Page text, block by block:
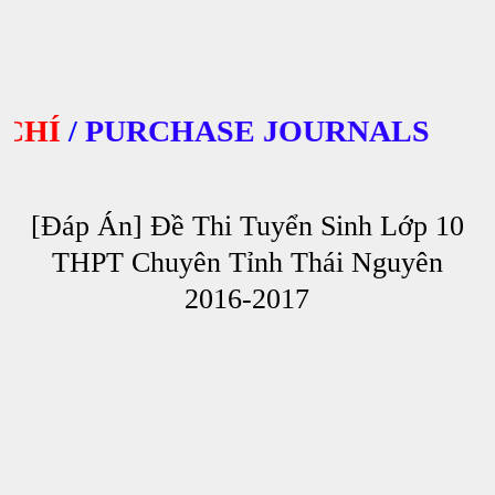
/PURCHASE JOURNALS
[Đáp Án] Đề Thi Tuyển Sinh Lớp 10
THPT Chuyên Tỉnh Thái Nguyên
2016-2017